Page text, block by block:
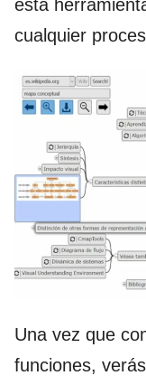
esta
cualquier
Una vez que
funciones,